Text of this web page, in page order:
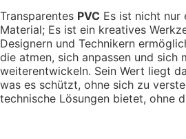
Transparentes PVC Es ist nicht nur
Material; Es ist ein kreatives
Designern und Technikern
die atmen, sich anpassen und sich
weiterentwickeln. Sein Wert liegt
was es schützt, ohne sich zu
technische Lösungen bietet, ohne